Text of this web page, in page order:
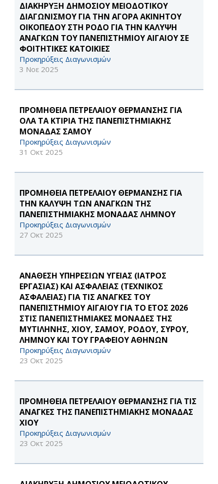
ΔΙΑΚΗΡΥΞΗ ΔΗΜΟΣΙΟΥ ΜΕΙΟΔΟΤΙΚΟΥ
ΔΙΑΓΩΝΙΣΜΟΥ ΓΙΑ ΤΗΝ ΑΓΟΡΑ ΑΚΙΝΗΤΟΥ
ΟΙΚΟΠΕΔΟΥ ΣΤΗ ΡΟΔΟ ΓΙΑ ΤΗΝ ΚΑΛΥΨΗ
ΑΝΑΓΚΩΝ ΤΟΥ ΠΑΝΕΠΙΣΤΗΜΙΟΥ ΑΙΓΑΙΟΥ ΣΕ
ΦΟΙΤΗΤΙΚΕΣ ΚΑΤΟΙΚΙΕΣ
Προκηρύξεις Διαγωνισμών
3 Νοε 2025
ΠΡΟΜΗΘΕΙΑ ΠΕΤΡΕΛΑΙΟΥ ΘΕΡΜΑΝΣΗΣ ΓΙΑ
ΟΛΑ ΤΑ ΚΤΙΡΙΑ ΤΗΣ ΠΑΝΕΠΙΣΤΗΜΙΑΚΗΣ
ΜΟΝΑΔΑΣ ΣΑΜΟΥ
Προκηρύξεις Διαγωνισμών
31 Οκτ 2025
ΠΡΟΜΗΘΕΙΑ ΠΕΤΡΕΛΑΙΟΥ ΘΕΡΜΑΝΣΗΣ ΓΙΑ
ΤΗΝ ΚΑΛΥΨΗ ΤΩΝ ΑΝΑΓΚΩΝ ΤΗΣ
ΠΑΝΕΠΙΣΤΗΜΙΑΚΗΣ ΜΟΝΑΔΑΣ ΛΗΜΝΟΥ
Προκηρύξεις Διαγωνισμών
27 Οκτ 2025
ΑΝΑΘΕΣΗ ΥΠΗΡΕΣΙΩΝ ΥΓΕΙΑΣ (ΙΑΤΡΟΣ
ΕΡΓΑΣΙΑΣ) ΚΑΙ ΑΣΦΑΛΕΙΑΣ (ΤΕΧΝΙΚΟΣ
ΑΣΦΑΛΕΙΑΣ) ΓΙΑ ΤΙΣ ΑΝΑΓΚΕΣ ΤΟΥ
ΠΑΝΕΠΙΣΤΗΜΙΟΥ ΑΙΓΑΙΟΥ ΓΙΑ ΤΟ ΕΤΟΣ 2026
ΣΤΙΣ ΠΑΝΕΠΙΣΤΗΜΙΑΚΕΣ ΜΟΝΑΔΕΣ ΤΗΣ
ΜΥΤΙΛΗΝΗΣ, ΧΙΟΥ, ΣΑΜΟΥ, ΡΟΔΟΥ, ΣΥΡΟΥ,
ΛΗΜΝΟΥ ΚΑΙ ΤΟΥ ΓΡΑΦΕΙΟΥ ΑΘΗΝΩΝ
Προκηρύξεις Διαγωνισμών
23 Οκτ 2025
ΠΡΟΜΗΘΕΙΑ ΠΕΤΡΕΛΑΙΟΥ ΘΕΡΜΑΝΣΗΣ ΓΙΑ ΤΙΣ
ΑΝΑΓΚΕΣ ΤΗΣ ΠΑΝΕΠΙΣΤΗΜΙΑΚΗΣ ΜΟΝΑΔΑΣ
ΧΙΟΥ
Προκηρύξεις Διαγωνισμών
23 Οκτ 2025